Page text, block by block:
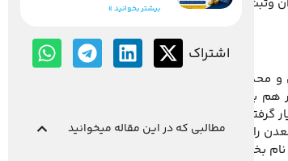
اکتشافی متمرکز کند نتیجه بهتری
بزند. رییس خانه اقتصاد ایران که جزو فعالان
معدن سرب و روی انگوران گفت: در اختیار
را در اختیار بگیرند موضوع مهمی است که باید
بخش خصوصی را یدک می‌کشند، برای در اختیار
مطالبی که در این مقاله میخوانید
اشتراک
بیشتر بخوانید »